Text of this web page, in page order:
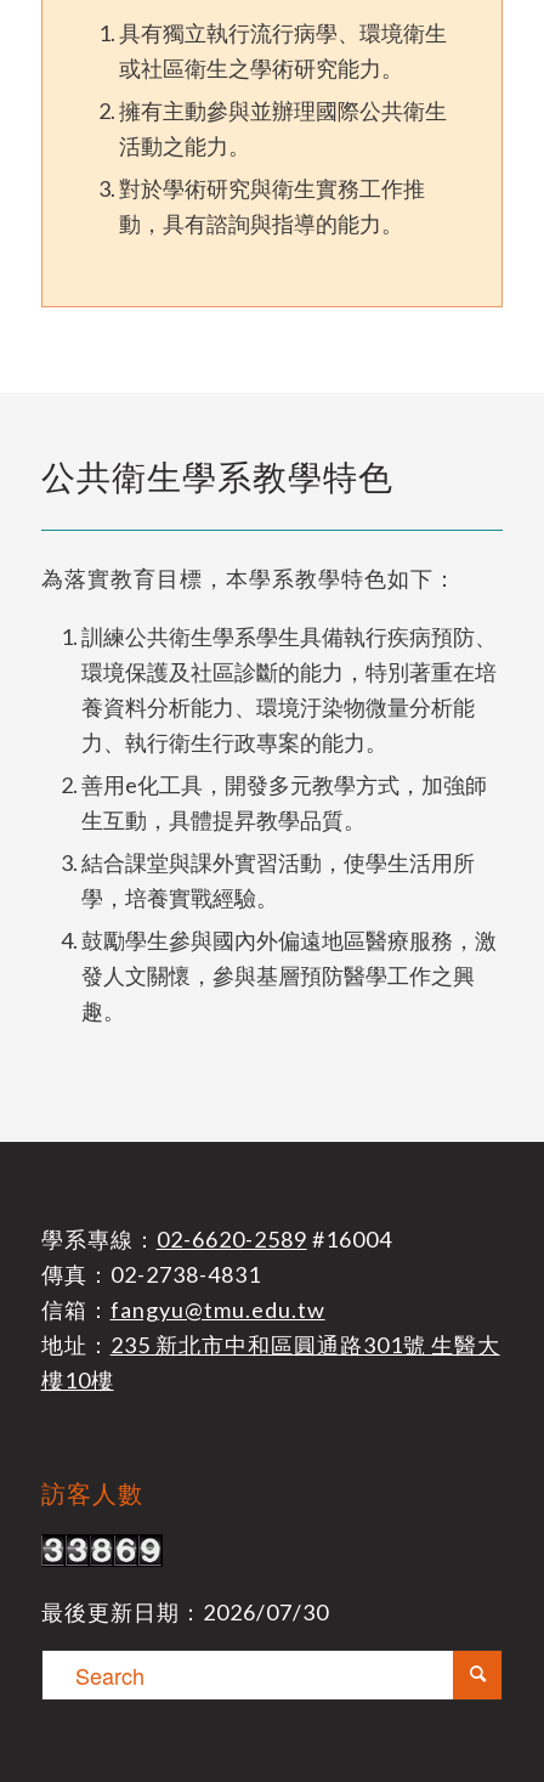
具有獨立執行流行病學、環境衛生
或社區衛生之學術研究能力。
擁有主動參與並辦理國際公共衛生
活動之能力。
對於學術研究與衛生實務工作推
動，具有諮詢與指導的能力。
公共衛生學系教學特色
為落實教育目標，本學系教學特色如下：
訓練公共衛生學系學生具備執行疾病預防、
環境保護及社區診斷的能力，特別著重在培
養資料分析能力、環境汙染物微量分析能
力、執行衛生行政專案的能力。
善用e化工具，開發多元教學方式，加強師
生互動，具體提昇教學品質。
結合課堂與課外實習活動，使學生活用所
學，培養實戰經驗。
鼓勵學生參與國內外偏遠地區醫療服務，激
發人文關懷，參與基層預防醫學工作之興
趣。
學系專線： 02-6620-2589 #16004
傳真：02-2738-4831
信箱： fangyu@tmu.edu.tw
地址： 235 新北市中和區圓通路301號 生醫大
樓10樓
訪客人數
最後更新日期：2026/07/30